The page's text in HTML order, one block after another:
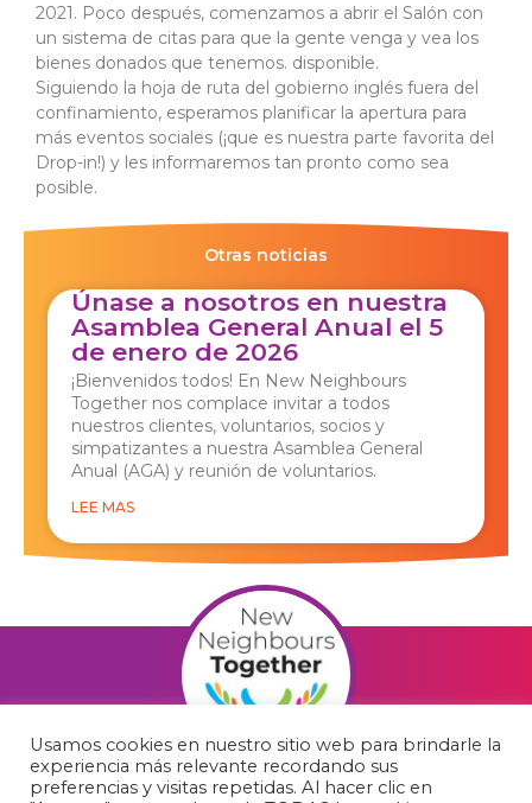
2021. Poco después, comenzamos a abrir el Salón con
un sistema de citas para que la gente venga y vea los
bienes donados que tenemos. disponible.
Siguiendo la hoja de ruta del gobierno inglés fuera del
confinamiento, esperamos planificar la apertura para
más eventos sociales (¡que es nuestra parte favorita del
Drop-in!) y les informaremos tan pronto como sea
posible.
Otras noticias
Únase a nosotros en nuestra
Asamblea General Anual el 5
de enero de 2026
¡Bienvenidos todos! En New Neighbours
Together nos complace invitar a todos
nuestros clientes, voluntarios, socios y
simpatizantes a nuestra Asamblea General
Anual (AGA) y reunión de voluntarios.
LEE MAS
F
Usamos cookies en nuestro sitio web para brindarle la
experiencia más relevante recordando sus
preferencias y visitas repetidas. Al hacer clic en